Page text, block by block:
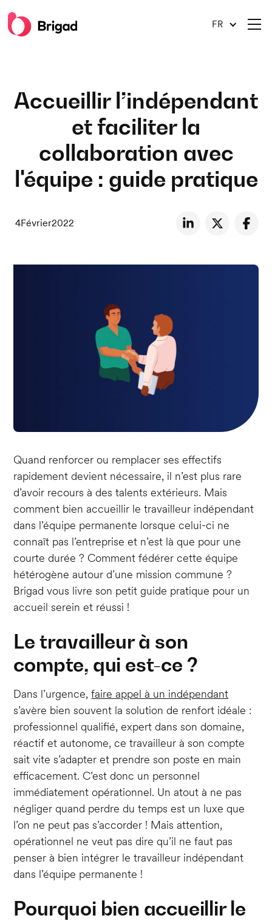
FR
Accueillir l’indépendant
et faciliter la
collaboration avec
l'équipe : guide pratique
4Février2022
Quand renforcer ou remplacer ses effectifs
rapidement devient nécessaire, il n’est plus rare
d’avoir recours à des talents extérieurs. Mais
comment bien accueillir le travailleur indépendant
dans l’équipe permanente lorsque celui-ci ne
connaît pas l’entreprise et n’est là que pour une
courte durée ? Comment fédérer cette équipe
hétérogène autour d’une mission commune ?
Brigad vous livre son petit guide pratique pour un
accueil serein et réussi !
Le travailleur à son
compte, qui est-ce ?
Dans l’urgence,faire appel à un indépendant
s’avère bien souvent la solution de renfort idéale :
professionnel qualifié, expert dans son domaine,
réactif et autonome, ce travailleur à son compte
sait vite s’adapter et prendre son poste en main
efficacement. C’est donc un personnel
immédiatement opérationnel. Un atout à ne pas
négliger quand perdre du temps est un luxe que
l’on ne peut pas s’accorder ! Mais attention,
opérationnel ne veut pas dire qu’il ne faut pas
penser à bien intégrer le travailleur indépendant
dans l’équipe permanente !
Pourquoi bien accueillir le